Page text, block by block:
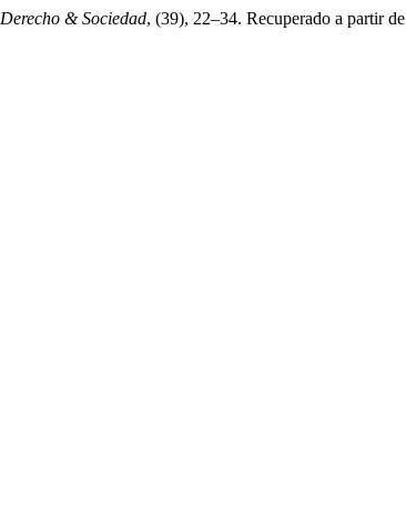
Derecho & Sociedad, (39), 22–34. Recuperado a partir de